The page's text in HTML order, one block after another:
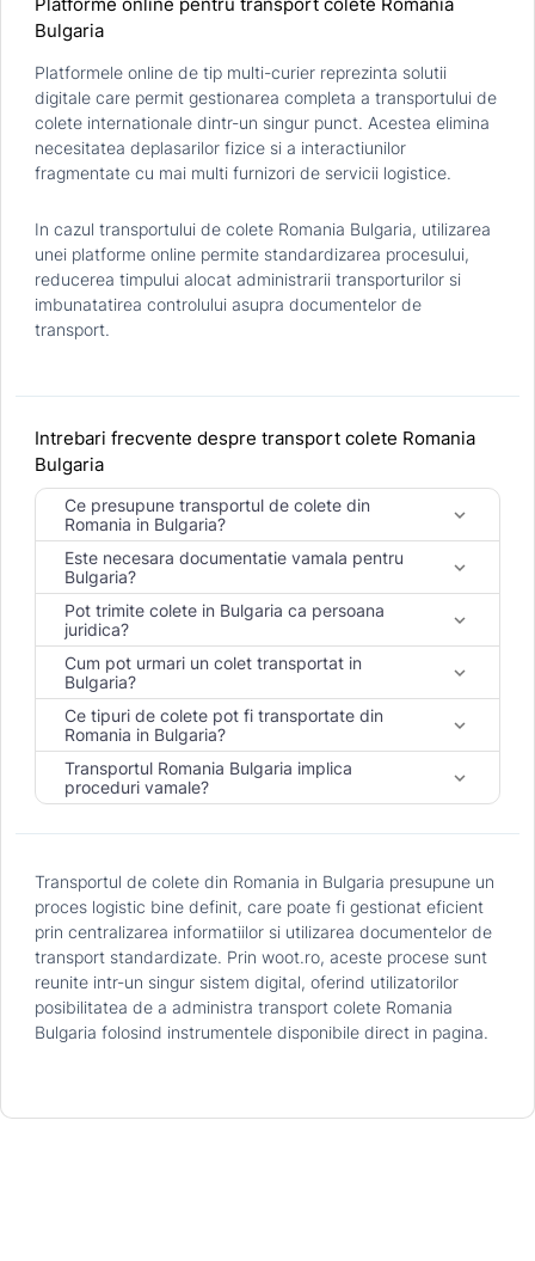
Bulgaria
Platformele online de tip multi-curier reprezinta solutii
digitale care permit gestionarea completa a transportului de
colete internationale dintr-un singur punct. Acestea elimina
necesitatea deplasarilor fizice si a interactiunilor
fragmentate cu mai multi furnizori de servicii logistice.
In cazul transportului de colete Romania Bulgaria, utilizarea
unei platforme online permite standardizarea procesului,
reducerea timpului alocat administrarii transporturilor si
imbunatatirea controlului asupra documentelor de
transport.
Intrebari frecvente despre transport colete Romania
Bulgaria
Ce presupune transportul de colete din
Romania in Bulgaria?
keyboard_arrow_down
Este necesara documentatie vamala pentru
Bulgaria?
keyboard_arrow_down
Pot trimite colete in Bulgaria ca persoana
juridica?
keyboard_arrow_down
Cum pot urmari un colet transportat in
Bulgaria?
keyboard_arrow_down
Ce tipuri de colete pot fi transportate din
Romania in Bulgaria?
keyboard_arrow_down
Transportul Romania Bulgaria implica
proceduri vamale?
keyboard_arrow_down
Transportul de colete din Romania in Bulgaria presupune un
proces logistic bine definit, care poate fi gestionat eficient
prin centralizarea informatiilor si utilizarea documentelor de
transport standardizate. Prin woot.ro, aceste procese sunt
reunite intr-un singur sistem digital, oferind utilizatorilor
posibilitatea de a administra transport colete Romania
Bulgaria folosind instrumentele disponibile direct in pagina.